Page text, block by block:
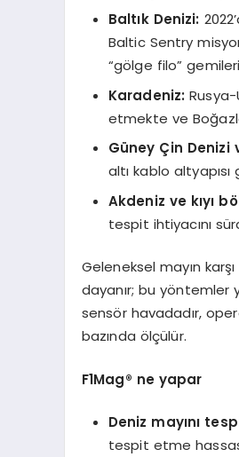
Baltık Denizi:
Baltic Sentry
“gölge filo” gemileri
Karadeniz:
etmekte ve
Güney Çin Denizi
altı kablo
Akdeniz ve kıyı bö
tespit ihtiyacını
Geleneksel mayın
dayanır; bu yöntemler
sensör havadadır,
bazında ölçülür.
F1Mag® ne yapar
Deniz mayını
tespit etme